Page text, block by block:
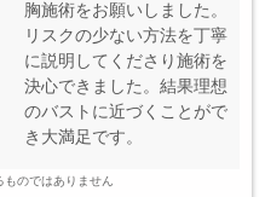
胸施術をお願いしました。
リスクの少ない方法を丁寧
に説明してくださり施術を
決心できました。結果理想
のバストに近づくことがで
き大満足です。
のではありません